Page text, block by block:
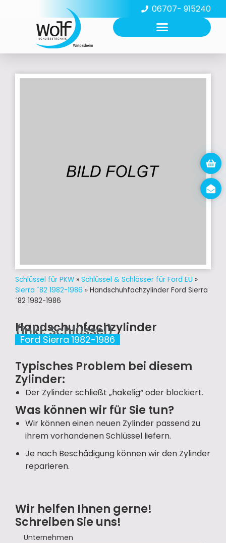
06707- 915240
Schlüssel für PKW » Schlüssel & Schlösser für Ford EU »
Sierra ´82 1982-1986 » Handschuhfachzylinder Ford Sierra
´82 1982-1986
Handschuhfachzylinder
(inkl. Schlüssel)
Ford Sierra 1982-1986
Typisches Problem bei diesem
Zylinder:
Der Zylinder schließt „hakelig“ oder blockiert.
Was können wir für Sie tun?
Wir können einen neuen Zylinder passend zu
ihrem vorhandenen Schlüssel liefern.
Je nach Beschädigung können wir den Zylinder
reparieren.
Wir helfen Ihnen gerne!
Schreiben Sie uns!
Unternehmen